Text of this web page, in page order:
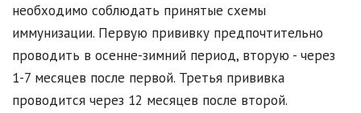
необходимо соблюдать принятые схемы
иммунизации. Первую прививку предпочтительно
проводить в осенне-зимний период, вторую - через
1-7 месяцев после первой. Третья прививка
проводится через 12 месяцев после второй.